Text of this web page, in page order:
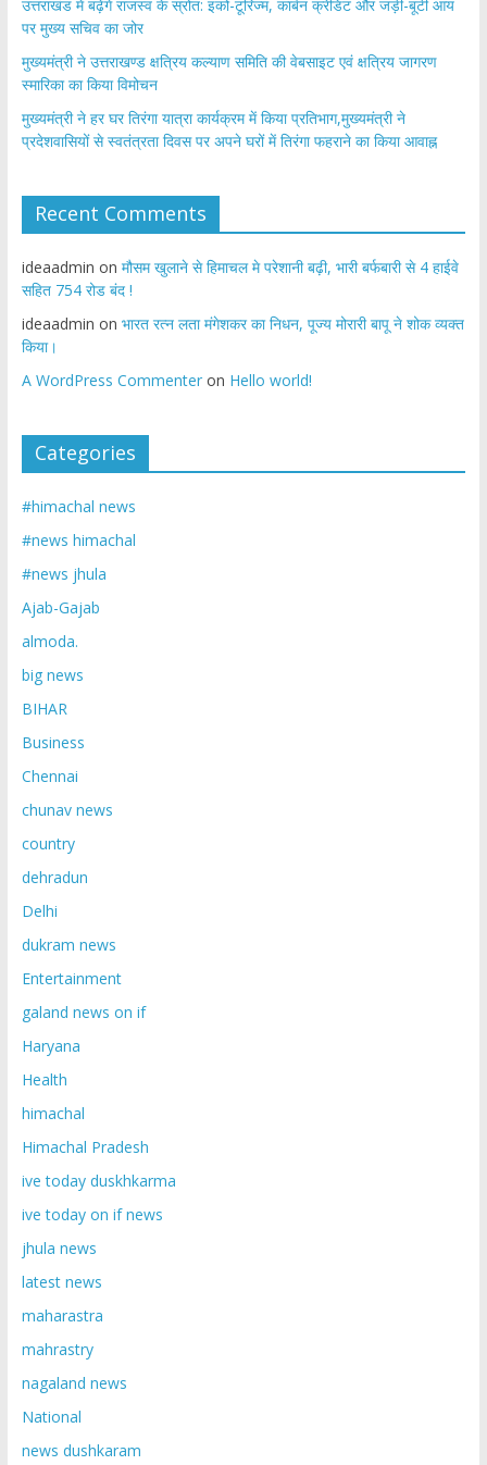
उत्तराखंड में बढ़ेंगे राजस्व के स्रोत: इको-टूरिज्म, कार्बन क्रेडिट और जड़ी-बूटी आय
पर मुख्य सचिव का जोर
मुख्यमंत्री ने उत्तराखण्ड क्षत्रिय कल्याण समिति की वेबसाइट एवं क्षत्रिय जागरण
स्मारिका का किया विमोचन
मुख्यमंत्री ने हर घर तिरंगा यात्रा कार्यक्रम में किया प्रतिभाग,मुख्यमंत्री ने
प्रदेशवासियों से स्वतंत्रता दिवस पर अपने घरों में तिरंगा फहराने का किया आवाह्न
Recent Comments
ideaadmin on मौसम खुलाने से हिमाचल मे परेशानी बढ़ी, भारी बर्फबारी से 4 हाईवे
सहित 754 रोड बंद !
ideaadmin on भारत रत्न लता मंगेशकर का निधन, पूज्य मोरारी बापू ने शोक व्यक्त
किया।
A WordPress Commenteron Hello world!
Categories
#himachal news
#news himachal
#news jhula
Ajab-Gajab
almoda.
big news
BIHAR
Business
Chennai
chunav news
country
dehradun
Delhi
dukram news
Entertainment
galand news on if
Haryana
Health
himachal
Himachal Pradesh
ive today duskhkarma
ive today on if news
jhula news
latest news
maharastra
mahrastry
nagaland news
National
news dushkaram